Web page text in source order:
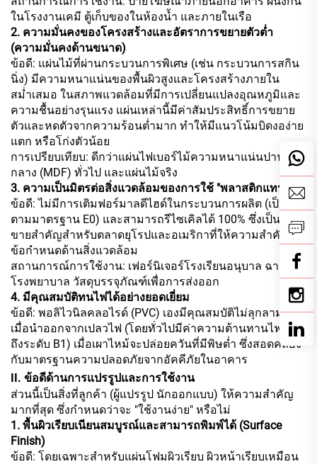
ในโรงงานเคมี ตู้เก็บของในห้องน้ำ และภายในเรือ
2. ความมั่นคงของโครงสร้างและอัตราการขยายตัวต่ำ
(ความมั่นคงด้านขนาด)
ข้อดี: แผ่นไม้ที่ผ่านกระบวนการพิเศษ (เช่น กระบวนการสกิน
นิ่ง) มีความหนาแน่นของพื้นผิวสูงและโครงสร้างภายใน
สม่ำเสมอ ในสภาพแวดล้อมที่มีการเปลี่ยนแปลงอุณหภูมิและ
ความชื้นอย่างรุนแรง แผ่นเหล่านี้มีค่าสัมประสิทธิ์การขยาย
ตัวและหดตัวจากความร้อนต่ำมาก ทำให้มีแนวโน้มบิดงอง่าย
แตก หรือโก่งตัวน้อย
การเปรียบเทียบ: ดีกว่าแผ่นไฟเบอร์ไม้ความหนาแน่นปาน
กลาง (MDF) ทั่วไป และแผ่นไม้จริง
3. ความเป็นมิตรต่อสิ่งแวดล้อมของการใช้ "พลาสติกแทนไม้"
ข้อดี: ไม่มีการเติมฟอร์มาลดีไฮด์ในกระบวนการผลิต (เป็นไป
ตามมาตรฐาน E0) และสามารถรีไซเคิลได้ 100% ซึ่งเป็นจุด
ขายสำคัญสำหรับตลาดยุโรปและอเมริกาที่ให้ความสำคัญกับ
ข้อกำหนดด้านสิ่งแวดล้อม
สถานการณ์การใช้งาน: เฟอร์นิเจอร์โรงเรียนอนุบาล ฉากกั้น
โรงพยาบาล วัสดุบรรจุภัณฑ์เพื่อการส่งออก
4. มีคุณสมบัติทนไฟได้อย่างยอดเยี่ยม
ข้อดี: พอลิไวนิลคลอไรด์ (PVC) เองมีคุณสมบัติไม่ลุกลามไฟ
เมื่อนำออกจากเปลวไฟ (โดยทั่วไปมีค่าความต้านทานไฟได้
ถึงระดับ B1) เมื่อเผาไหม้จะปล่อยควันที่มีพิษต่ำ ซึ่งสอดคล้อง
กับมาตรฐานความปลอดภัยจากอัคคีภัยในอาคาร
II. ข้อดีด้านการแปรรูปและการใช้งาน
ส่วนนี้เป็นสิ่งที่ลูกค้า (ผู้แปรรูป นักออกแบบ) ให้ความสำคัญ
มากที่สุด ซึ่งกำหนดว่าจะ "ใช้งานง่าย" หรือไม่
1. พื้นผิวเรียบเนียนสมบูรณ์และสามารถพิมพ์ได้ (Surface
Finish)
ข้อดี: โดยเฉพาะสำหรับแผ่นโฟมผิวเรียบ ผิวหน้าเรียบเหมือน